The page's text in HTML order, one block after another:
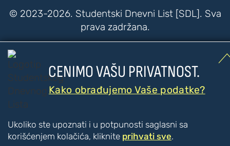
© 2023-2026. Studentski Dnevni List [SDL]. Sva
prava zadržana.
CENIMO VAŠU PRIVATNOST.
Kako obrađujemo Vaše podatke?
Ukoliko ste upoznati i u potpunosti saglasni sa
korišćenjem kolačića, kliknite prihvati sve.

???PRISTUPAČNOST???
Veći tekst
Manji tekst